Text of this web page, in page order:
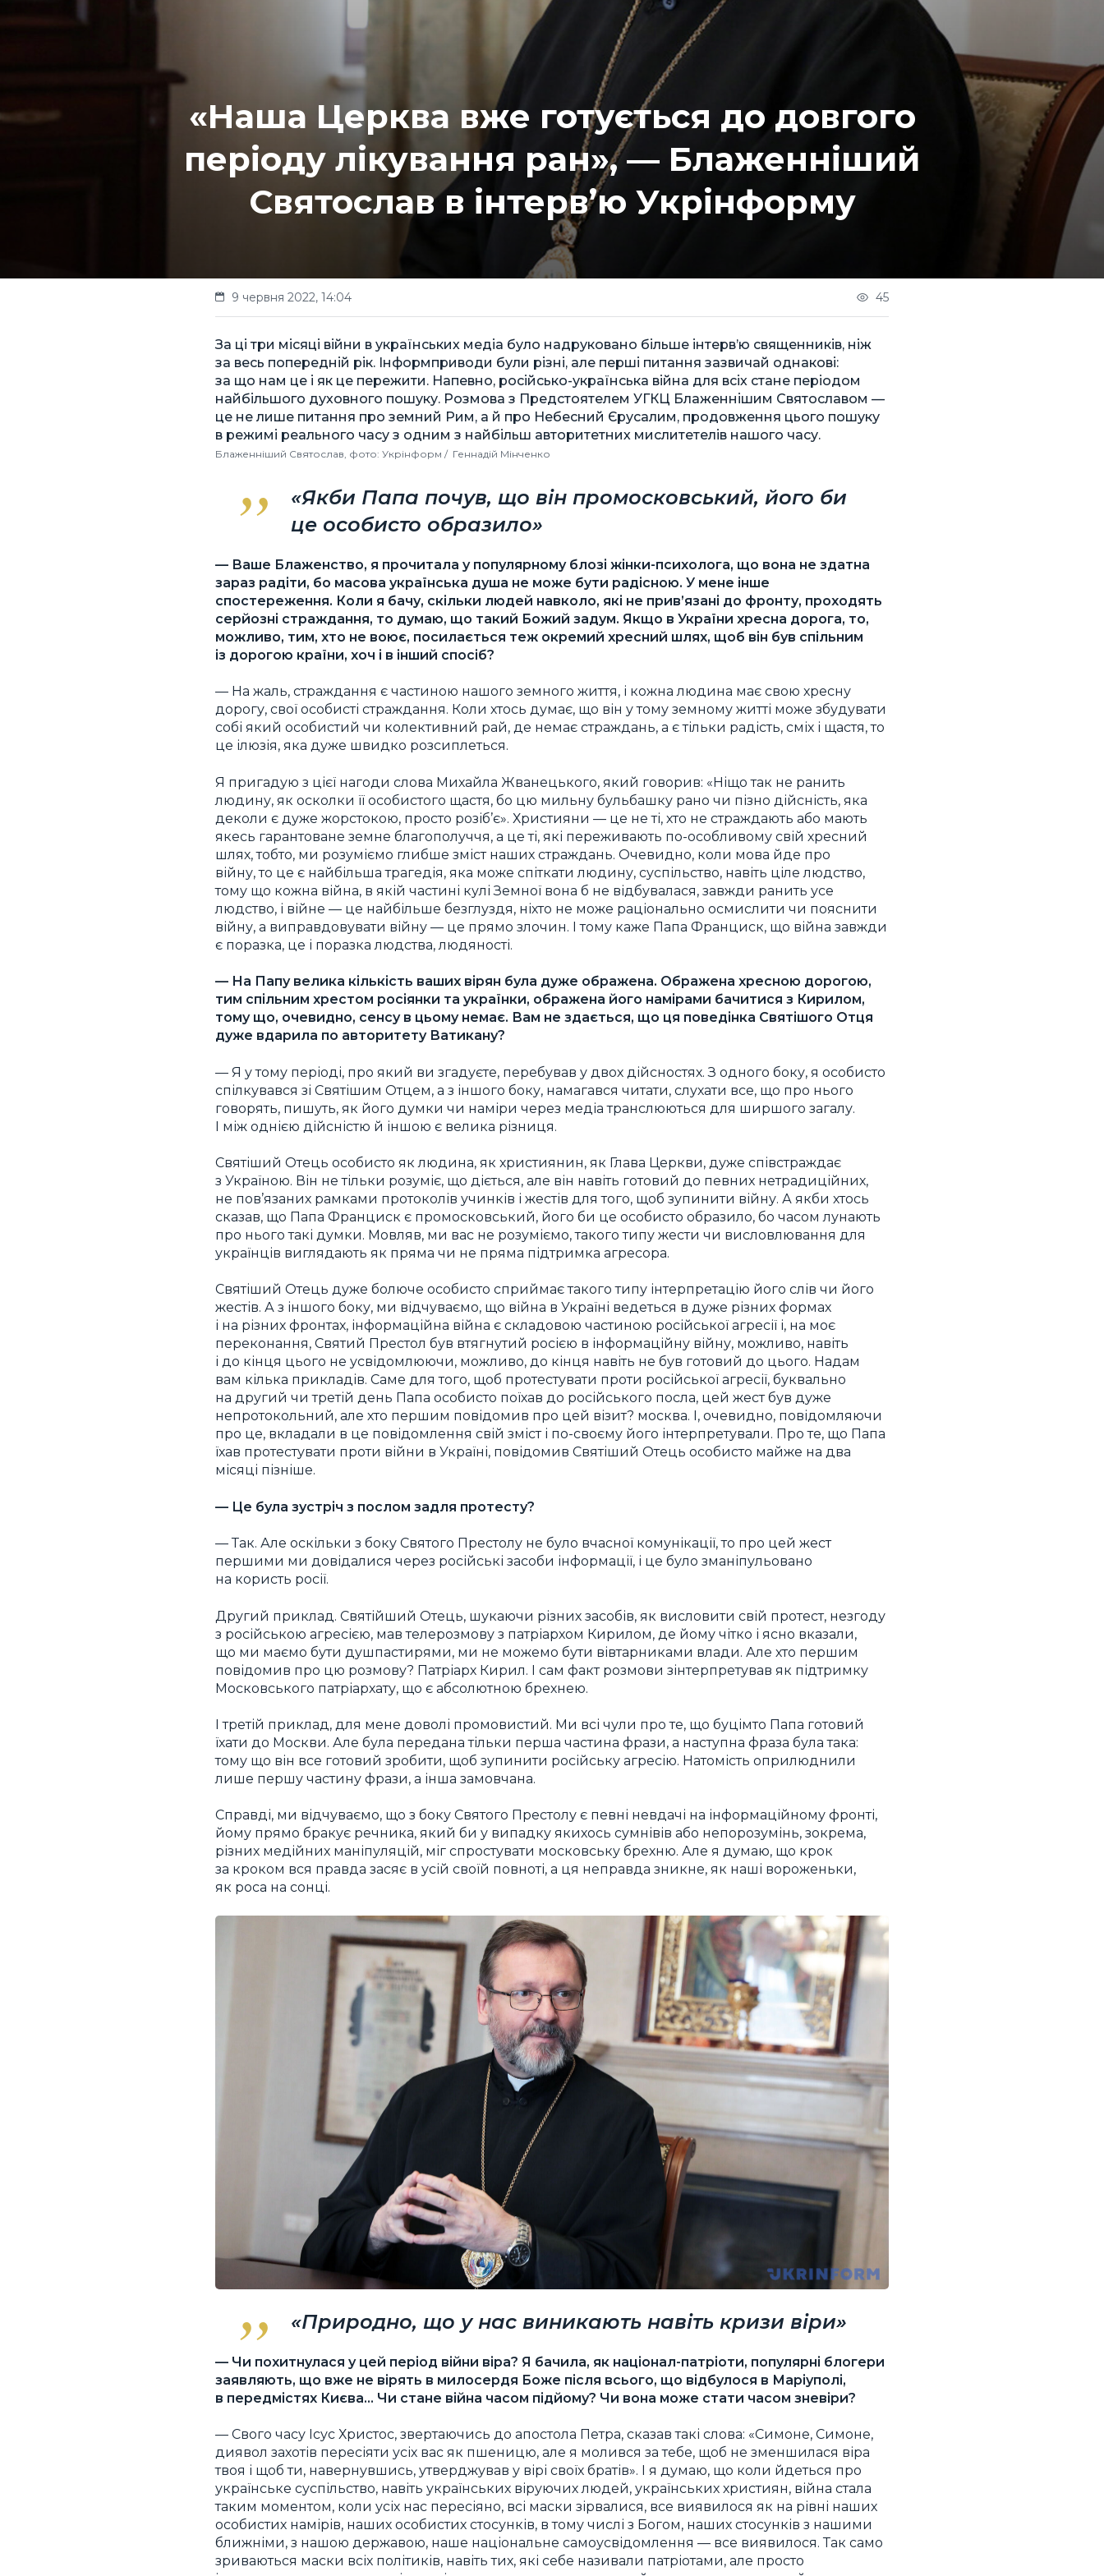
«Наша Церква вже готується до довгого
періоду лікування ран», — Блаженніший
Святослав в інтерв’ю Укрінформу
9 червня 2022, 14:04 45
За ці три місяці війни в українських медіа було надруковано більше інтерв’ю священників, ніж
за весь попередній рік. Інформприводи були різні, але перші питання зазвичай однакові:
за що нам це і як це пережити. Напевно, російсько-українська війна для всіх стане періодом
найбільшого духовного пошуку. Розмова з Предстоятелем УГКЦ Блаженнішим Святославом —
це не лише питання про земний Рим, а й про Небесний Єрусалим, продовження цього пошуку
в режимі реального часу з одним з найбільш авторитетних мислитетелів нашого часу.
Блаженніший Святослав, фото: Укрінформ / Геннадій Мінченко
«Якби Папа почув, що він промосковський, його би
це особисто образило»
— Ваше Блаженство, я прочитала у популярному блозі жінки-психолога, що вона не здатна
зараз радіти, бо масова українська душа не може бути радісною. У мене інше
спостереження. Коли я бачу, скільки людей навколо, які не прив’язані до фронту, проходять
серйозні страждання, то думаю, що такий Божий задум. Якщо в України хресна дорога, то,
можливо, тим, хто не воює, посилається теж окремий хресний шлях, щоб він був спільним
із дорогою країни, хоч і в інший спосіб?
— На жаль, страждання є частиною нашого земного життя, і кожна людина має свою хресну
дорогу, свої особисті страждання. Коли хтось думає, що він у тому земному житті може збудувати
собі який особистий чи колективний рай, де немає страждань, а є тільки радість, сміх і щастя, то
це ілюзія, яка дуже швидко розсиплеться.
Я пригадую з цієї нагоди слова Михайла Жванецького, який говорив: «Ніщо так не ранить
людину, як осколки її особистого щастя, бо цю мильну бульбашку рано чи пізно дійсність, яка
деколи є дуже жорстокою, просто розіб’є». Християни — це не ті, хто не страждають або мають
якесь гарантоване земне благополуччя, а це ті, які переживають по-особливому свій хресний
шлях, тобто, ми розуміємо глибше зміст наших страждань. Очевидно, коли мова йде про
війну, то це є найбільша трагедія, яка може спіткати людину, суспільство, навіть ціле людство,
тому що кожна війна, в якій частині кулі Земної вона б не відбувалася, завжди ранить усе
людство, і війне — це найбільше безглуздя, ніхто не може раціонально осмислити чи пояснити
війну, а виправдовувати війну — це прямо злочин. І тому каже Папа Франциск, що війна завжди
є поразка, це і поразка людства, людяності.
— На Папу велика кількість ваших вірян була дуже ображена. Ображена хресною дорогою,
тим спільним хрестом росіянки та українки, ображена його намірами бачитися з Кирилом,
тому що, очевидно, сенсу в цьому немає. Вам не здається, що ця поведінка Святішого Отця
дуже вдарила по авторитету Ватикану?
— Я у тому періоді, про який ви згадуєте, перебував у двох дійсностях. З одного боку, я особисто
спілкувався зі Святішим Отцем, а з іншого боку, намагався читати, слухати все, що про нього
говорять, пишуть, як його думки чи наміри через медіа транслюються для ширшого загалу.
І між однією дійсністю й іншою є велика різниця.
Святіший Отець особисто як людина, як християнин, як Глава Церкви, дуже співстраждає
з Україною. Він не тільки розуміє, що діється, але він навіть готовий до певних нетрадиційних,
не пов’язаних рамками протоколів учинків і жестів для того, щоб зупинити війну. А якби хтось
сказав, що Папа Франциск є промосковський, його би це особисто образило, бо часом лунають
про нього такі думки. Мовляв, ми вас не розуміємо, такого типу жести чи висловлювання для
українців виглядають як пряма чи не пряма підтримка агресора.
Святіший Отець дуже болюче особисто сприймає такого типу інтерпретацію його слів чи його
жестів. А з іншого боку, ми відчуваємо, що війна в Україні ведеться в дуже різних формах
і на різних фронтах, інформаційна війна є складовою частиною російської агресії і, на моє
переконання, Святий Престол був втягнутий росією в інформаційну війну, можливо, навіть
і до кінця цього не усвідомлюючи, можливо, до кінця навіть не був готовий до цього. Надам
вам кілька прикладів. Саме для того, щоб протестувати проти російської агресії, буквально
на другий чи третій день Папа особисто поїхав до російського посла, цей жест був дуже
непротокольний, але хто першим повідомив про цей візит? москва. І, очевидно, повідомляючи
про це, вкладали в це повідомлення свій зміст і по-своєму його інтерпретували. Про те, що Папа
їхав протестувати проти війни в Україні, повідомив Святіший Отець особисто майже на два
місяці пізніше.
— Це була зустріч з послом задля протесту?
— Так. Але оскільки з боку Святого Престолу не було вчасної комунікації, то про цей жест
першими ми довідалися через російські засоби інформації, і це було зманіпульовано
на користь росії.
Другий приклад. Святійший Отець, шукаючи різних засобів, як висловити свій протест, незгоду
з російською агресією, мав телерозмову з патріархом Кирилом, де йому чітко і ясно вказали,
що ми маємо бути душпастирями, ми не можемо бути вівтарниками влади. Але хто першим
повідомив про цю розмову? Патріарх Кирил. І сам факт розмови зінтерпретував як підтримку
Московського патріархату, що є абсолютною брехнею.
І третій приклад, для мене доволі промовистий. Ми всі чули про те, що буцімто Папа готовий
їхати до Москви. Але була передана тільки перша частина фрази, а наступна фраза була така:
тому що він все готовий зробити, щоб зупинити російську агресію. Натомість оприлюднили
лише першу частину фрази, а інша замовчана.
Справді, ми відчуваємо, що з боку Святого Престолу є певні невдачі на інформаційному фронті,
йому прямо бракує речника, який би у випадку якихось сумнівів або непорозумінь, зокрема,
різних медійних маніпуляцій, міг спростувати московську брехню. Але я думаю, що крок
за кроком вся правда засяє в усій своїй повноті, а ця неправда зникне, як наші вороженьки,
як роса на сонці.
«Природно, що у нас виникають навіть кризи віри»
— Чи похитнулася у цей період війни віра? Я бачила, як націонал-патріоти, популярні блогери
заявляють, що вже не вірять в милосердя Боже після всього, що відбулося в Маріуполі,
в передмістях Києва… Чи стане війна часом підйому? Чи вона може стати часом зневіри?
— Свого часу Ісус Христос, звертаючись до апостола Петра, сказав такі слова: «Симоне, Симоне,
диявол захотів пересіяти усіх вас як пшеницю, але я молився за тебе, щоб не зменшилася віра
твоя і щоб ти, навернувшись, утверджував у вірі своїх братів». І я думаю, що коли йдеться про
українське суспільство, навіть українських віруючих людей, українських християн, війна стала
таким моментом, коли усіх нас пересіяно, всі маски зірвалися, все виявилося як на рівні наших
особистих намірів, наших особистих стосунків, в тому числі з Богом, наших стосунків з нашими
ближніми, з нашою державою, наше національне самоусвідомлення — все виявилося. Так само
зриваються маски всіх політиків, навіть тих, які себе називали патріотами, але просто